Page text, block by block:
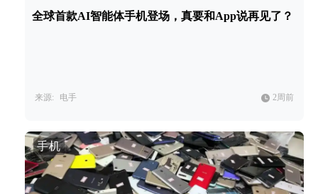
全球首款AI智能体手机登场，真要和App说再见了？
来源: 电手 2周前
手机